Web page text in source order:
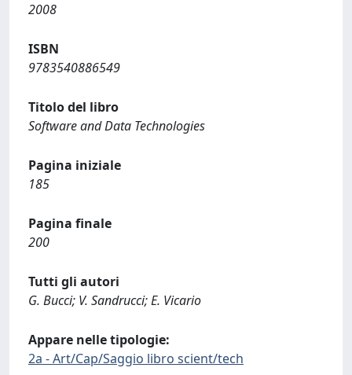
2008
ISBN
9783540886549
Titolo del libro
Software and Data Technologies
Pagina iniziale
185
Pagina finale
200
Tutti gli autori
G. Bucci; V. Sandrucci; E. Vicario
Appare nelle tipologie:
2a - Art/Cap/Saggio libro scient/tech